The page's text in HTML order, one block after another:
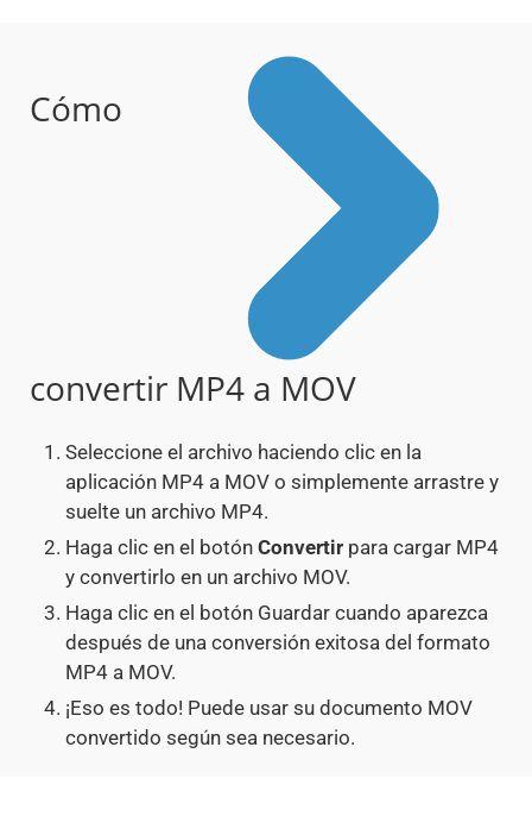
Cómo
convertir MP4 a MOV
Seleccione el archivo haciendo clic en la
aplicación MP4 a MOV o simplemente arrastre y
suelte un archivo MP4.
Haga clic en el botón Convertir para cargar MP4
y convertirlo en un archivo MOV.
Haga clic en el botón Guardar cuando aparezca
después de una conversión exitosa del formato
MP4 a MOV.
¡Eso es todo! Puede usar su documento MOV
convertido según sea necesario.